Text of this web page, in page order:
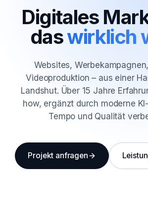
Digitales
daswirklich
Websites,
Videoproduktion – aus einer
Landshut. Über 15 Jahre
how, ergänzt durch moderne
Tempo und Qualität
Projekt anfragen